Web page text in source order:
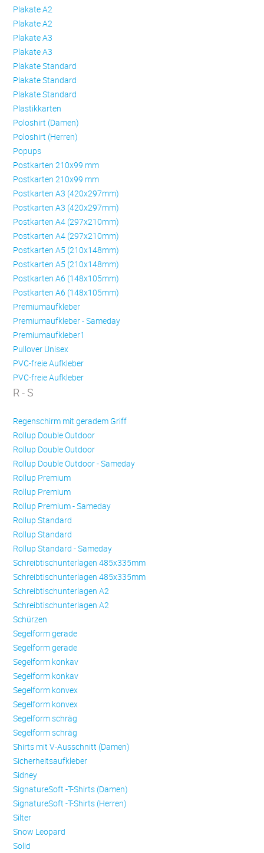
Plakate A2
Plakate A2
Plakate A3
Plakate A3
Plakate Standard
Plakate Standard
Plakate Standard
Plastikkarten
Poloshirt (Damen)
Poloshirt (Herren)
Popups
Postkarten 210x99 mm
Postkarten 210x99 mm
Postkarten A3 (420x297mm)
Postkarten A3 (420x297mm)
Postkarten A4 (297x210mm)
Postkarten A4 (297x210mm)
Postkarten A5 (210x148mm)
Postkarten A5 (210x148mm)
Postkarten A6 (148x105mm)
Postkarten A6 (148x105mm)
Premiumaufkleber
Premiumaufkleber - Sameday
Premiumaufkleber1
Pullover Unisex
PVC-freie Aufkleber
PVC-freie Aufkleber
R - S
Regenschirm mit geradem Griff
Rollup Double Outdoor
Rollup Double Outdoor
Rollup Double Outdoor - Sameday
Rollup Premium
Rollup Premium
Rollup Premium - Sameday
Rollup Standard
Rollup Standard
Rollup Standard - Sameday
Schreibtischunterlagen 485x335mm
Schreibtischunterlagen 485x335mm
Schreibtischunterlagen A2
Schreibtischunterlagen A2
Schürzen
Se­gel­form ge­ra­de
Se­gel­form ge­ra­de
Se­gel­form konkav
Se­gel­form konkav
Se­gel­form konvex
Se­gel­form konvex
Se­gel­form schräg
Se­gel­form schräg
Shirts mit V-Ausschnitt (Damen)
Sicherheitsaufkleber
Sidney
SignatureSoft -T-Shirts (Damen)
SignatureSoft -T-Shirts (Herren)
Silter
Snow Leopard
Solid